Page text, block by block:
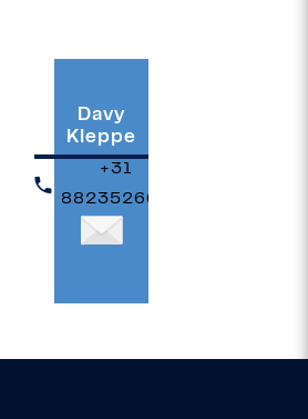
Davy
Kleppe
+31
882352666